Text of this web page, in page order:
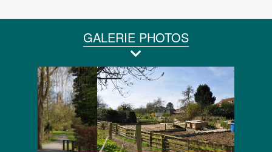
GALERIE PHOTOS